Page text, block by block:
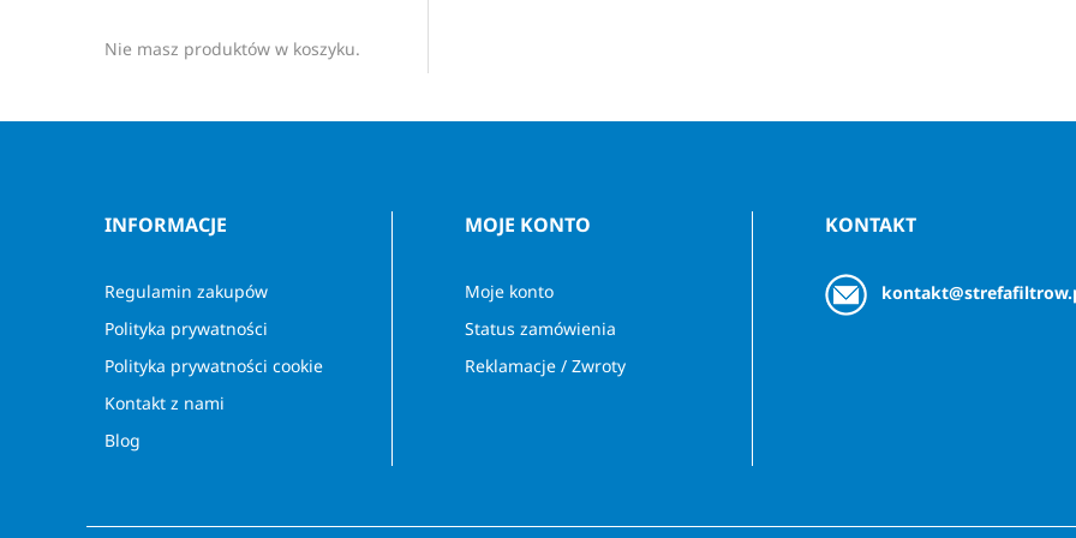
Nie masz produktów w koszyku.
INFORMACJE
Regulamin zakupów
Polityka prywatności
Polityka prywatności cookie
Kontakt z nami
Blog
MOJE KONTO
Moje konto
Status zamówienia
Reklamacje / Zwroty
KONTAKT